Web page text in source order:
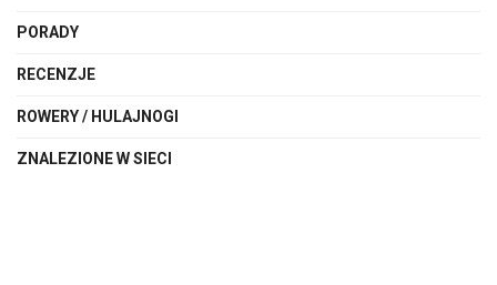
PORADY
RECENZJE
ROWERY / HULAJNOGI
ZNALEZIONE W SIECI